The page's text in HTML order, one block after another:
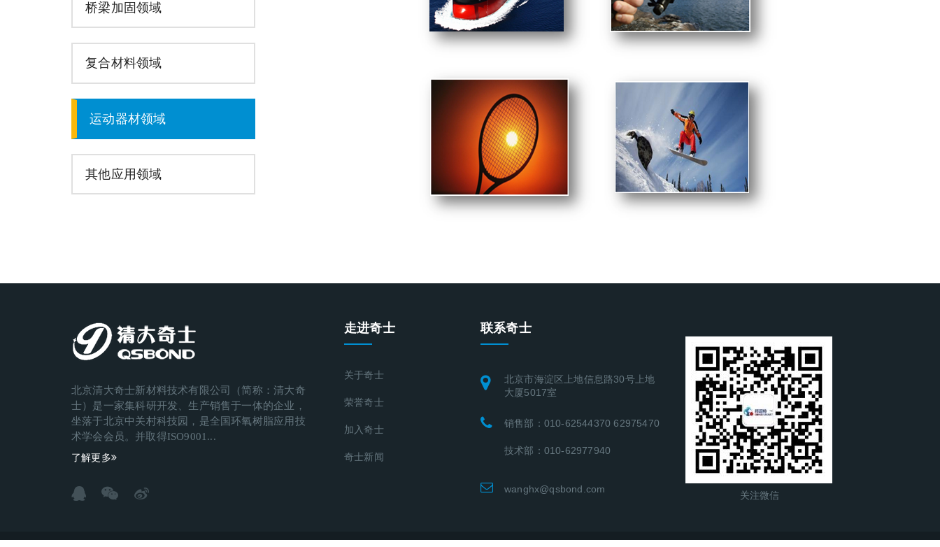
桥梁加固领域
复合材料领域
运动器材领域
其他应用领域
北京清大奇士新材料技术有限公司（简称：清大奇
士）是一家集科研开发、生产销售于一体的企业，
坐落于北京中关村科技园，是全国环氧树脂应用技
术学会会员。并取得ISO9001...
了解更多
走进奇士
关于奇士
荣誉奇士
加入奇士
奇士新闻
联系奇士
北京市海淀区上地信息路30号上地
大厦5017室
销售部：010-62544370 62975470
技术部：010-62977940
wanghx@qsbond.com
关注微信